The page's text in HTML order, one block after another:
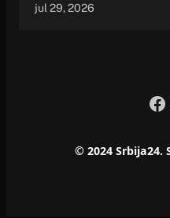
jul 29, 2026
© 2024 Srbija24.